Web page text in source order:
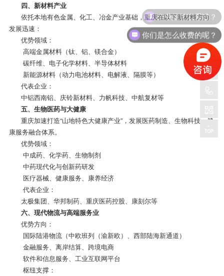
四、新材料产业
依托本地有色金属、化工、冶金产业基础，重庆在以下新材料方向
发展迅速：
优势领域：
高端金属材料（钛、铝、镁合金）
碳纤维、电子化学材料、半导体材料
新能源材料（动力电池材料、电解液、隔膜等）
代表企业：
中铝西南铝、庆铃新材料、力帆科技、中航复材等
五、生物医药与大健康
重庆加速打造“山地特色大健康产业”，发展医药制造、生物科技、健
康服务融合体系。
优势领域：
中成药、化学药、生物制剂
中药现代化与创新药研发
医疗器械、健康服务、康养经济
代表企业：
太极集团、华邦制药、重庆医药控股、康刻尔等
六、现代物流与高端服务业
优势方向：
国际陆港物流（中欧班列（渝新欧）、西部陆海新通道）
金融服务、离岸结算、跨境电商
软件和信息服务、工业互联网平台
枢纽支撑：
企业招聘联系谁？
你们是怎么收费的呢？